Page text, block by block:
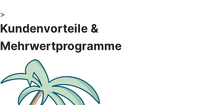
>
Kundenvorteile &
Mehrwertprogramme